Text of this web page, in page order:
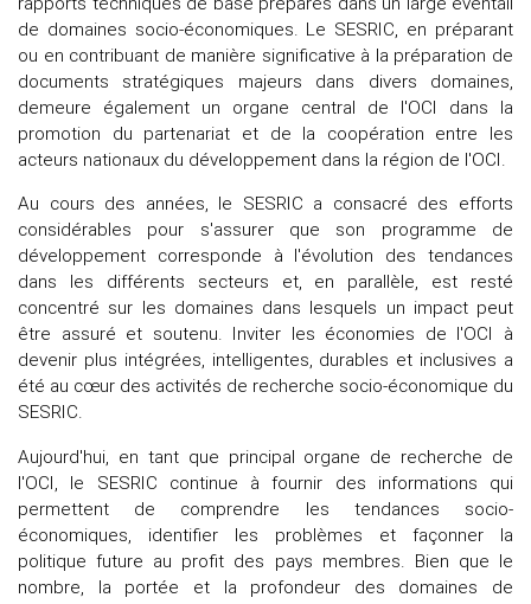
de domaines socio-économiques. Le SESRIC, en préparant
ou en contribuant de manière significative à la préparation de
documents stratégiques majeurs dans divers domaines,
demeure également un organe central de l'OCI dans la
promotion du partenariat et de la coopération entre les
acteurs nationaux du développement dans la région de l'OCI.
Au cours des années, le SESRIC a consacré des efforts
considérables pour s'assurer que son programme de
développement corresponde à l'évolution des tendances
dans les différents secteurs et, en parallèle, est resté
concentré sur les domaines dans lesquels un impact peut
être assuré et soutenu. Inviter les économies de l'OCI à
devenir plus intégrées, intelligentes, durables et inclusives a
été au cœur des activités de recherche socio-économique du
SESRIC.
Aujourd'hui, en tant que principal organe de recherche de
l'OCI, le SESRIC continue à fournir des informations qui
permettent de comprendre les tendances socio-
économiques, identifier les problèmes et façonner la
politique future au profit des pays membres. Bien que le
nombre, la portée et la profondeur des domaines de